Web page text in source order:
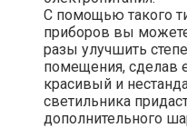
С помощью такого
приборов вы
разы улучшить
помещения, сделав
красивый и
светильника
дополнительного